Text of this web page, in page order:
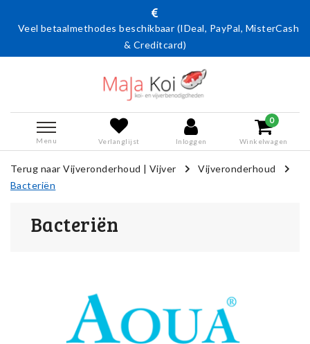
betaalmethodes beschikbaar (IDeal, PayPal, MisterCash
& Creditcard)
Menu Verlanglijst Inloggen
0
Winkelwagen
Terug naar Vijveronderhoud | Vijver
Vijveronderhoud
Bacteriën
Bacteriën